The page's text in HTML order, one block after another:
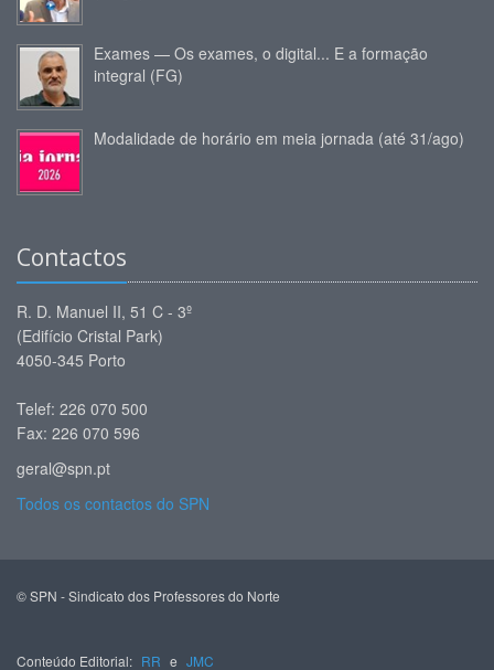
Exames — Os exames, o digital... E a formação
integral (FG)
Modalidade de horário em meia jornada (até 31/ago)
Contactos
R. D. Manuel II, 51 C - 3º
(Edifício Cristal Park)
4050-345 Porto
Telef: 226 070 500
Fax: 226 070 596
geral@spn.pt
Todos os contactos do SPN
© SPN - Sindicato dos Professores do Norte
Conteúdo Editorial: RR e JMC